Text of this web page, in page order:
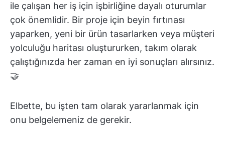
ile çalışan her iş için işbirliğine dayalı oturumlar
çok önemlidir. Bir proje için beyin fırtınası
yaparken, yeni bir ürün tasarlarken veya müşteri
yolculuğu haritası oluştururken, takım olarak
çalıştığınızda her zaman en iyi sonuçları alırsınız.
🤝
Elbette, bu işten tam olarak yararlanmak için
onu belgelemeniz de gerekir.